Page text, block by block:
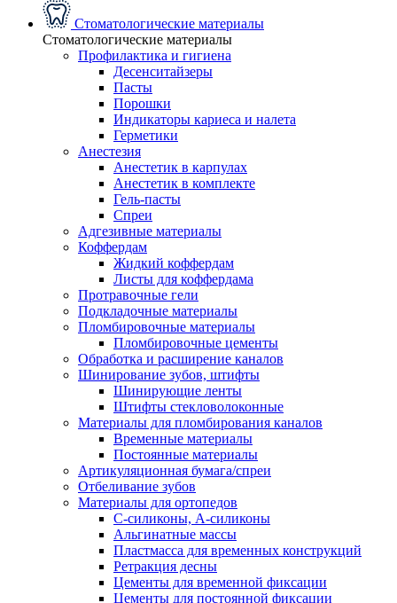
Стоматологические материалы
Стоматологические материалы
Профилактика и гигиена
Десенситайзеры
Пасты
Порошки
Индикаторы кариеса и налета
Герметики
Анестезия
Анестетик в карпулах
Анестетик в комплекте
Гель-пасты
Спреи
Адгезивные материалы
Коффердам
Жидкий коффердам
Листы для коффердама
Протравочные гели
Подкладочные материалы
Пломбировочные материалы
Пломбировочные цементы
Обработка и расширение каналов
Шинирование зубов, штифты
Шинирующие ленты
Штифты стекловолоконные
Материалы для пломбирования каналов
Временные материалы
Постоянные материалы
Артикуляционная бумага/спреи
Отбеливание зубов
Материалы для ортопедов
C-силиконы, А-силиконы
Альгинатные массы
Пластмасса для временных конструкций
Ретракция десны
Цементы для временной фиксации
Цементы для постоянной фиксации